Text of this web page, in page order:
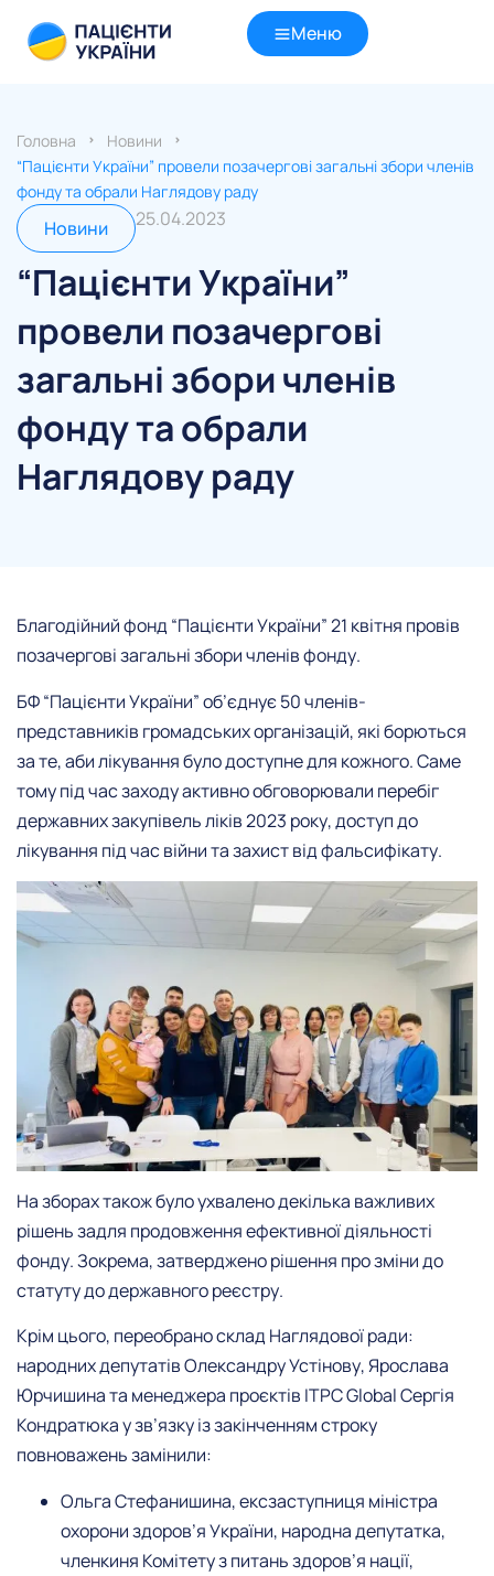
Меню
Головна
Новини
“Пацієнти України” провели позачергові загальні збори членів
фонду та обрали Наглядову раду
Новини 25.04.2023
“Пацієнти України”
провели позачергові
загальні збори членів
фонду та обрали
Наглядову раду
Благодійний фонд “Пацієнти України” 21 квітня провів
позачергові загальні збори членів фонду.
БФ “Пацієнти України” об’єднує 50 членів-
представників громадських організацій, які борються
за те, аби лікування було доступне для кожного. Саме
тому під час заходу активно обговорювали перебіг
державних закупівель ліків 2023 року, доступ до
лікування під час війни та захист від фальсифікату.
На зборах також було ухвалено декілька важливих
рішень задля продовження ефективної діяльності
фонду. Зокрема, затверджено рішення про зміни до
статуту до державного реєстру.
Крім цього, переобрано склад Наглядової ради:
народних депутатів Олександру Устінову, Ярослава
Юрчишина та менеджера проєктів ITPC Global Сергія
Кондратюка у зв’язку із закінченням строку
повноважень замінили:
Ольга Стефанишина, ексзаступниця міністра
охорони здоров’я України, народна депутатка,
членкиня Комітету з питань здоров’я нації,